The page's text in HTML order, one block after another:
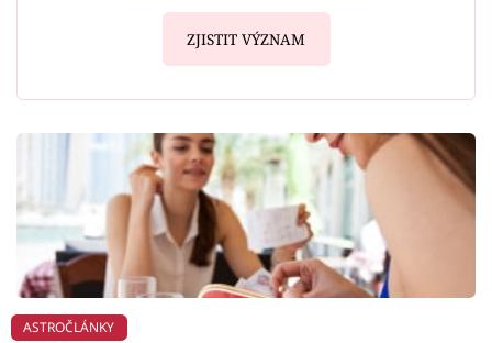
ZJISTIT VÝZNAM
ASTROČLÁNKY